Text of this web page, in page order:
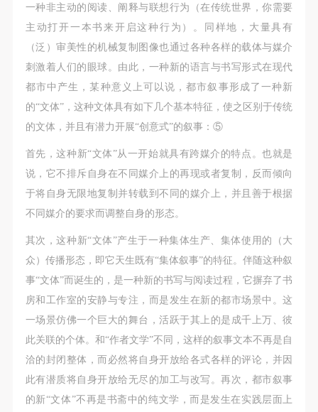
一种非主动的阅读、阐释与联想行为（在传统世界，你需要
主动打开一本书来开启这种行为）。同样地，大量具有
（泛）审美性的机械复制图像也通过各种各样的载体与媒介
刺激着人们的眼球。由此，一种新的语言与书写形式在现代
都市中产生，某种意义上可以说，都市叙事形成了一种新
的“文体”，这种文体具有如下几个基本特征，使之区别于传统
的文体，并且有潜力开展“创意式”的叙事：⑤
首先，这种新“文体”从一开始就具有跨媒介的特点。也就是
说，它不排斥自身在不同媒介上的再现或者复制，反而倾向
于将自身无限地复制并转载到不同的媒介上，并且善于根据
不同媒介的要求而调整自身的形态。
其次，这种新“文体”产生于一种集体生产、集体使用的（大
众）传播形态，即它天生既有“集体叙事”的特征。伴随这种叙
事“文体”而诞生的，是一种新的书写与阅读过程，它摒弃了书
房和工作室的安静与专注，而是发生在新的都市场景中。这
一场景仿佛一个巨大的舞台，活跃于其上的是成千上万、彼
此关联的个体。和“作者文学”不同，这样的叙事文本不再是自
洽的封闭整体，而必然将自身开放给各式各样的评论，并因
此有潜质将自身开放给无尽的加工与改写。再次，都市叙事
的新“文体”不再是书斋中的纯文学，而是发生在实践层面上